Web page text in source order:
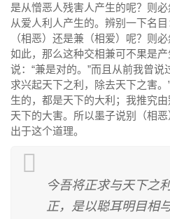
是从憎恶人残害人产生的呢？则
从爱人利人产生的。辨别一下名
（相恶）还是兼（相爱）呢？则
如此，那么这种交相兼可不果是
说：“兼是对的。”而且从前我曾说
求兴起天下之利，除去天下之害
生的，都是天下的大利；我推究
天下的大害。所以墨子说别（相
出于这个道理。
今吾将正求与天下之
正，是以聪耳明目相